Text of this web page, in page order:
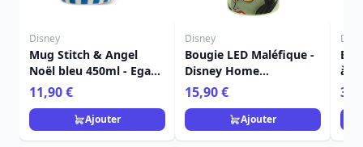
Disney
Mug Stitch & Angel
Noël bleu 450ml - Egan
Disney Home
11,90 €
Ajouter
Disney
Bougie LED Maléfique -
Disney Home
Frangrance Collection
15,90 €
Ajouter
à